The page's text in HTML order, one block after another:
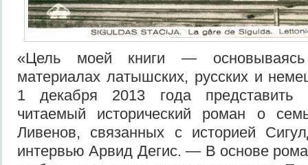
«Цель моей книги — основываясь
материалах латышских, русских и
1 декабря 2013 года представить
читаемый исторический роман о
Ливенов, связанных с историей
интервью Арвид Дегис. — В основе